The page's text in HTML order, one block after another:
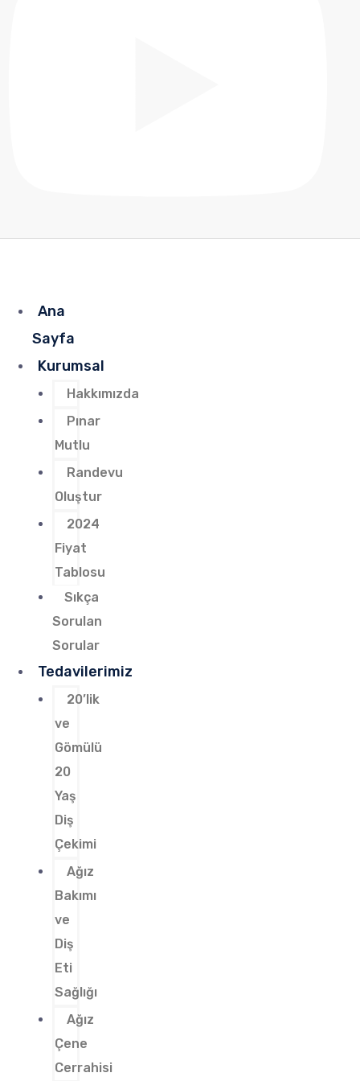
Ana
Sayfa
Kurumsal
Hakkımızda
Pınar
Mutlu
Randevu
Oluştur
2024
Fiyat
Tablosu
Sıkça
Sorulan
Sorular
Tedavilerimiz
20’lik
ve
Gömülü
20
Yaş
Diş
Çekimi
Ağız
Bakımı
ve
Diş
Eti
Sağlığı
Ağız
Çene
Cerrahisi